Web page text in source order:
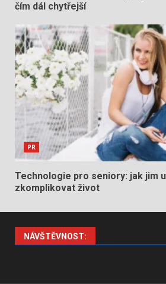
čím dál chytřejší
PR
Technologie pro seniory: jak jim
zkomplikovat život
NÁVŠTĚVNOST: